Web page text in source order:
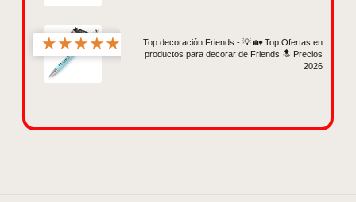
★★★★★
Top decoración Friends - 💡 🏡 Top Ofertas en
productos para decorar de Friends 🔝 Precios
2026